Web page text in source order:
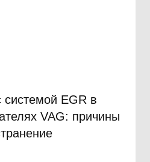
EGR в
VAG: причины